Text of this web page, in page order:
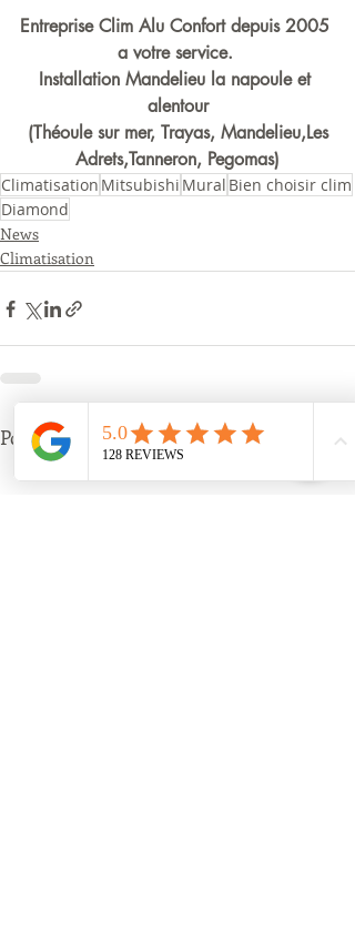
Entreprise Clim Alu Confort depuis 2005
a votre service.
Installation Mandelieu la napoule et
alentour
Adrets,Tanneron, Pegomas)
Climatisation Mitsubishi Mural Bien choisir clim
Diamond
News
Climatisation
Posts récents Voir tout